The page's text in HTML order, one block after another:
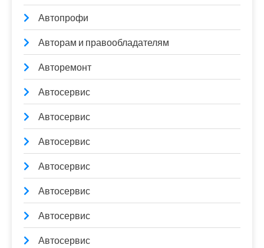
Автопрофи
Авторам и правообладателям
Авторемонт
Автосервис
Автосервис
Автосервис
Автосервис
Автосервис
Автосервис
Автосервис